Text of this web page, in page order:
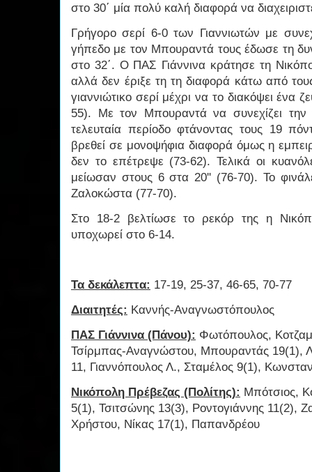
στο 30΄ μία πολύ καλή διαφορά να
Γρήγορο σερί 6-0 των Γιαννιωτών με
γήπεδο με τον Μπουραντά τους έδωσε τη
στο 32΄. Ο ΠΑΣ Γιάννινα κράτησε τη
αλλά δεν έριξε τη τη διαφορά κάτω από
γιαννιώτικο σερί μέχρι να το διακόψει ένα
55). Με τον Μπουραντά να συνεχίζει την
τελευταία περίοδο φτάνοντας τους 19
βρεθεί σε μονοψήφια διαφορά όμως η
δεν το επέτρεψε (73-62). Τελικά οι
μείωσαν στους 6 στα 20'' (76-70). Το
Ζαλοκώστα (77-70).
Στο 18-2 βελτίωσε το ρεκόρ της η
υποχωρεί στο 6-14.
Τα δεκάλεπτα: 17-19, 25-37, 46-65, 70-77
Διαιτητές: Καννής-Αναγνωστόπουλος
ΠΑΣ Γιάννινα (Πάνου): Φωτόπουλος,
Τσίρμπας-Αναγνώστου, Μπουραντάς 19(1),
11, Γιαννόπουλος Λ., Σταμέλος 9(1),
Νικόπολη Πρέβεζας (Πολίτης): Μπότσιος,
5(1), Τσιτσώνης 13(3), Ροντογιάννης 11(2),
Χρήστου, Νίκας 17(1), Παπανδρέου